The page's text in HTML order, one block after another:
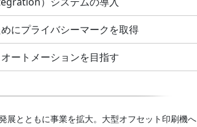
にプライバシーマークを取得
ートメーションを目指す
展とともに事業を拡大。大型オフセット印刷機へ